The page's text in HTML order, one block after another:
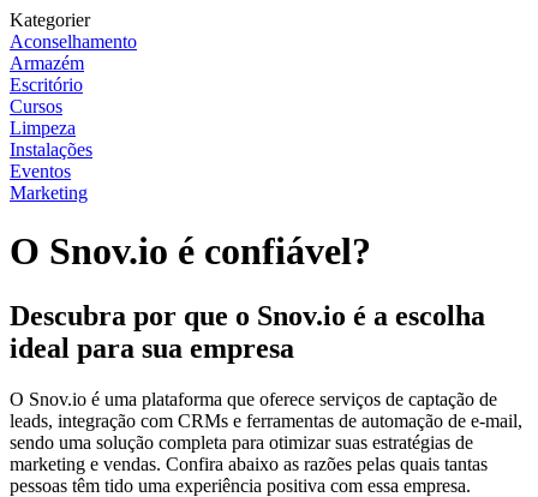
Kategorier
Aconselhamento
Armazém
Escritório
Cursos
Limpeza
Instalações
Eventos
Marketing
O Snov.io é confiável?
Descubra por que o Snov.io é a escolha
ideal para sua empresa
O Snov.io é uma plataforma que oferece serviços de captação de
leads, integração com CRMs e ferramentas de automação de e-mail,
sendo uma solução completa para otimizar suas estratégias de
marketing e vendas. Confira abaixo as razões pelas quais tantas
pessoas têm tido uma experiência positiva com essa empresa.